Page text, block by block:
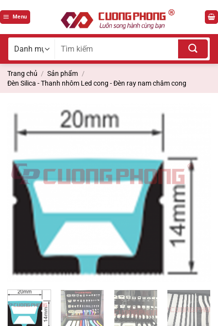
qua
Menu
Tìm
Trang chủ / Sản phẩm /
Đèn Silica - Thanh nhôm Led cong - Đèn ray nam châm cong